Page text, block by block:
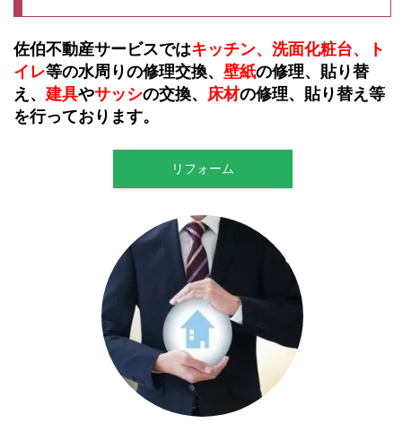
佐伯不動産サービスではキッチン、洗面化粧台、
ト
イレ等の水周りの修理交換、 壁紙の修理、貼り替
え、 建具やサッシの交換、 床材の修理、貼り替え等
を行ってお ります。
リフォーム